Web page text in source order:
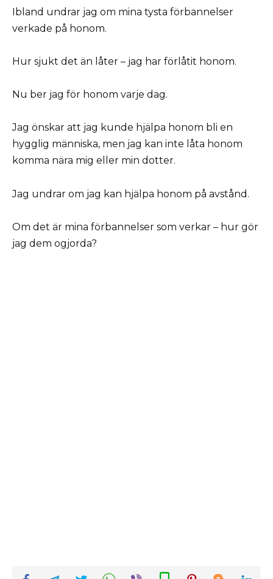
Ibland undrar jag om mina tysta förbannelser
verkade på honom.
Hur sjukt det än låter – jag har förlåtit honom.
Nu ber jag för honom varje dag.
Jag önskar att jag kunde hjälpa honom bli en
hygglig människa, men jag kan inte låta honom
komma nära mig eller min dotter.
Jag undrar om jag kan hjälpa honom på avstånd.
Om det är mina förbannelser som verkar – hur gör
jag dem ogjorda?